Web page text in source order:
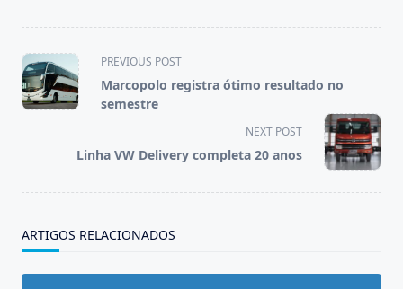
<span
class="nav-
subtitle
PREVIOUS POST
Marcopolo registra ótimo resultado no
semestre
NEXT POST
Linha VW Delivery completa 20 anos
ARTIGOS RELACIONADOS